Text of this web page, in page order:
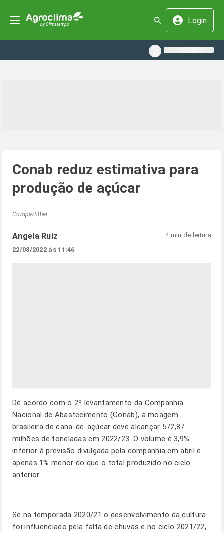
Login
Conab reduz estimativa para
produção de açúcar
Compartilhar
Angela Ruiz
22/08/2022 às 11:46
4 min de leitura
De acordo com o 2º levantamento da Companhia
Nacional de Abastecimento (Conab), a moagem
brasileira de cana-de-açúcar deve alcançar 572,87
milhões de toneladas em 2022/23. O volume é 3,9%
inferior à previsão divulgada pela companhia em abril e
apenas 1% menor do que o total produzido no ciclo
anterior.
Se na temporada 2020/21 o desenvolvimento da cultura
foi influenciado pela falta de chuvas e no ciclo 2021/22,